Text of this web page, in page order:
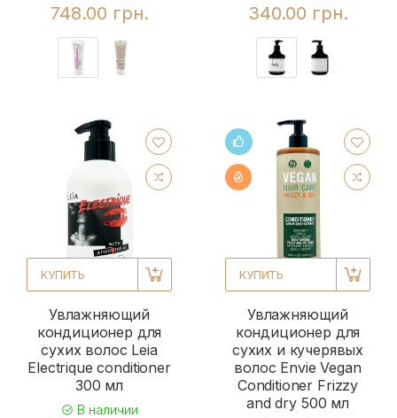
748.00 грн. 340.00 грн.
КУПИТЬ
Увлажняющий
кондиционер для
сухих волос Leia
Electrique conditioner
300 мл
В наличии
КУПИТЬ
Увлажняющий
кондиционер для
сухих и кучерявых
волос Envie Vegan
Conditioner Frizzy
and dry 500 мл